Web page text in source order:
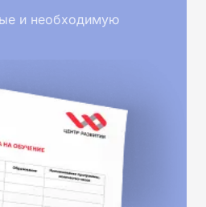
и необходимую